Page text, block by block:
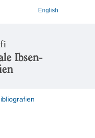
English
Ibsen-